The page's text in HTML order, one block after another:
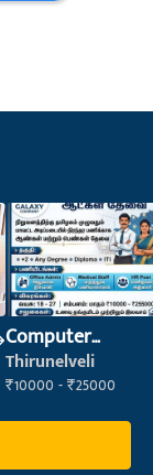
Computer
Operator
Thirunelveli
₹10000 - ₹25000